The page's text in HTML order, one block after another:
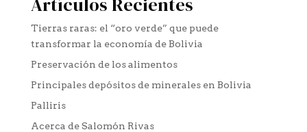
Tierras raras: el “oro verde” que puede
transformar la economía de Bolivia
Preservación de los alimentos
Principales depósitos de minerales en Bolivia
Palliris
Acerca de Salomón Rivas